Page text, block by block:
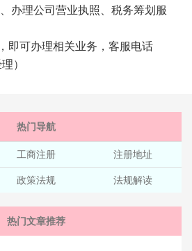
办理公司营业执照、税务筹划服
即可办理相关业务，客服电话
）
热门导航
工商注册
注册地址
政策法规 法规解读
热门文章推荐